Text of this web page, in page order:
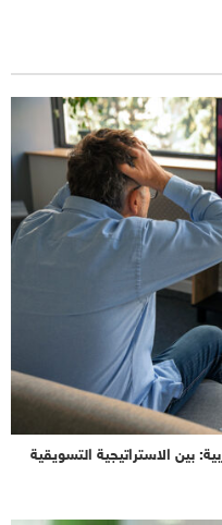
بين الاستراتيجية التسويقية